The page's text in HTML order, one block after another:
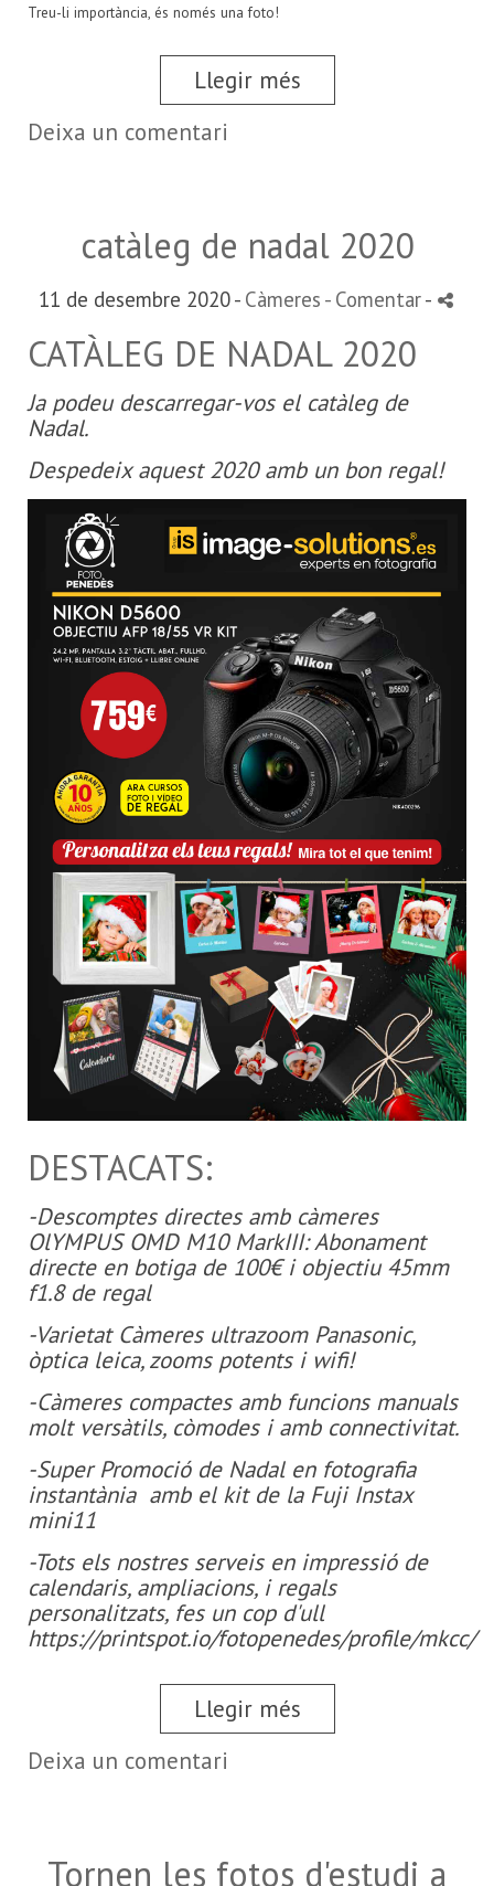
Treu-li importància, és només una foto!
Llegir més
Deixa un comentari
catàleg de nadal 2020
11 de desembre 2020 - Càmeres - Comentar-
CATÀLEG DE NADAL 2020
Ja podeu descarregar-vos el catàleg de
Nadal.
Despedeix aquest 2020 amb un bon regal!
DESTACATS:
-Descomptes directes amb càmeres
OlYMPUS OMD M10 MarkIII: Abonament
directe en botiga de 100€ i objectiu 45mm
f1.8 de regal
-Varietat Càmeres ultrazoom Panasonic,
òptica leica, zooms potents i wifi!
-Càmeres compactes amb funcions manuals
molt versàtils, còmodes i amb connectivitat.
-Super Promoció de Nadal en fotografia
instantània amb el kit de la Fuji Instax
mini11
-Tots els nostres serveis en impressió de
calendaris, ampliacions, i regals
personalitzats, fes un cop d'ull
https://printspot.io/fotopenedes/profile/mkcc/
Llegir més
Deixa un comentari
Tornen les fotos d'estudi a